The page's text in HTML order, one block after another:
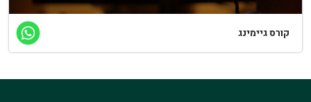
קורס גיימינג